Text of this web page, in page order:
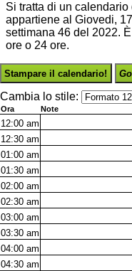
Si tratta di un
appartiene al Giovedi,
settimana 46 del 2022.
ore o 24 ore.
Stampare il calendario!
Cambia lo stile:
Ora Note
12:00 am
12:30 am
01:00 am
01:30 am
02:00 am
02:30 am
03:00 am
03:30 am
04:00 am
04:30 am